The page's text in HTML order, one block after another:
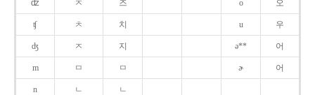
ʣ ㅈ 즈 o 오
ʧ ㅊ 치 u 우
ʤ ㅈ 지 ə** 어
m ㅁ ㅁ ɚ 어
n ㄴ ㄴ